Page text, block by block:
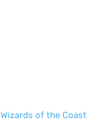
Wizards of the Coast